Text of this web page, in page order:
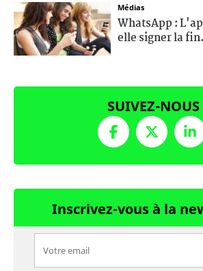
Médias
WhatsApp :
elle signer la
SUIVEZ-NOUS
Inscrivez-vous à la